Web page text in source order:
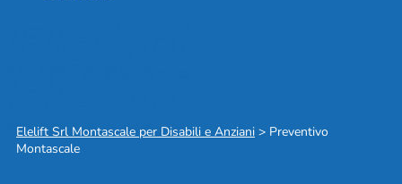
Elelift Srl Montascale per Disabili e Anziani > Preventivo
Montascale